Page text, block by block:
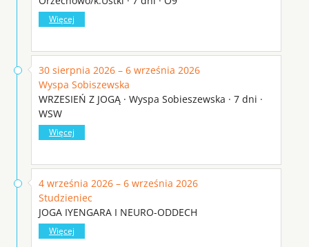
Więcej
30 sierpnia 2026 – 6 września 2026
Wyspa Sobiszewska
WRZESIEŃ Z JOGĄ · Wyspa Sobieszewska · 7 dni ·
WSW
Więcej
4 września 2026 – 6 września 2026
Studzieniec
JOGA IYENGARA I NEURO-ODDECH
Więcej